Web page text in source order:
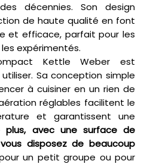
décennies. Son design
de haute qualité en font
et efficace, parfait pour les
expérimentés.
Kettle Weber est
Sa conception simple
à cuisiner en un rien de
réglables facilitent le
et garantissent une
plus, avec une surface de
disposez de beaucoup
un petit groupe ou pour